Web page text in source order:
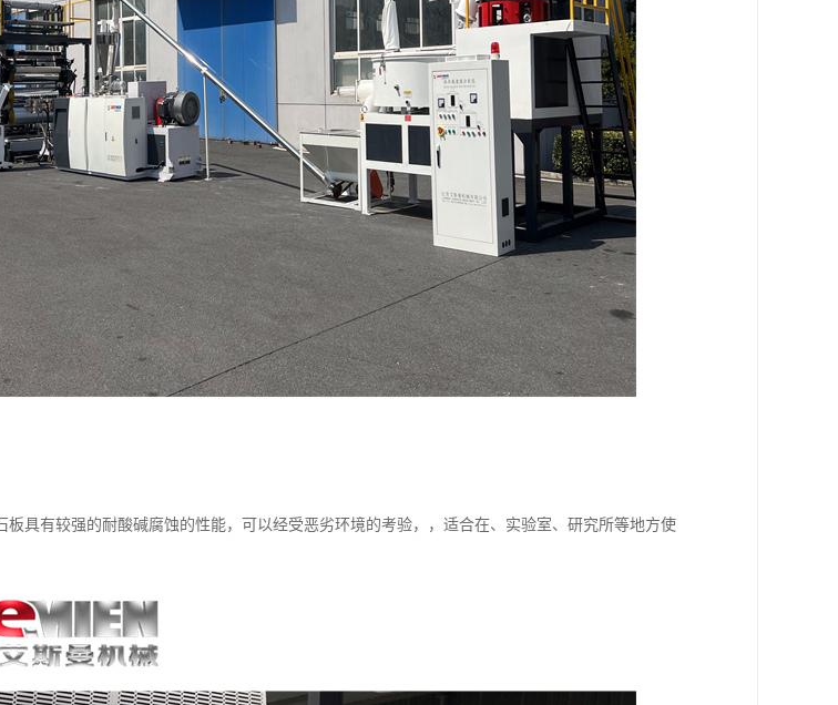
板具有较强的耐酸碱腐蚀的性能，可以经受恶劣环境的考验，，适合在、实验室、研究所等地方使